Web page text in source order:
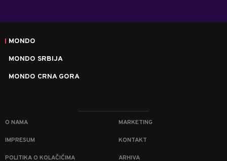
MONDO
MONDO SRBIJA
MONDO CRNA GORA
O NAMA MARKETING
IMPRESUM KONTAKT
POLITIKA O KOLAČIĆIMA ARHIVA